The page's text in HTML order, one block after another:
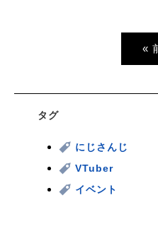
«
タグ
にじさんじ
VTuber
イベント